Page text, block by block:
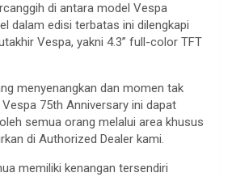
di antara model Vespa
dalam edisi terbatas ini dilengkapi
Vespa, yakni 4.3” full-color TFT
menyenangkan dan momen tak
75th Anniversary ini dapat
semua orang melalui area khusus
di Authorized Dealer kami.
memiliki kenangan tersendiri